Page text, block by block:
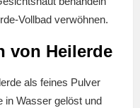
Vollbad verwöhnen.
von Heilerde
als feines Pulver
in Wasser gelöst und